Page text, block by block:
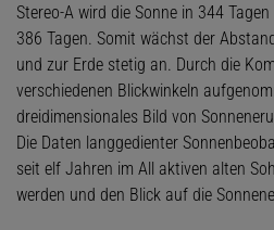
Stereo-A wird die Sonne in 344
386 Tagen. Somit wächst der
und zur Erde stetig an. Durch die
verschiedenen Blickwinkeln
dreidimensionales Bild von
Die Daten langgedienter
seit elf Jahren im All aktiven alten
werden und den Blick auf die